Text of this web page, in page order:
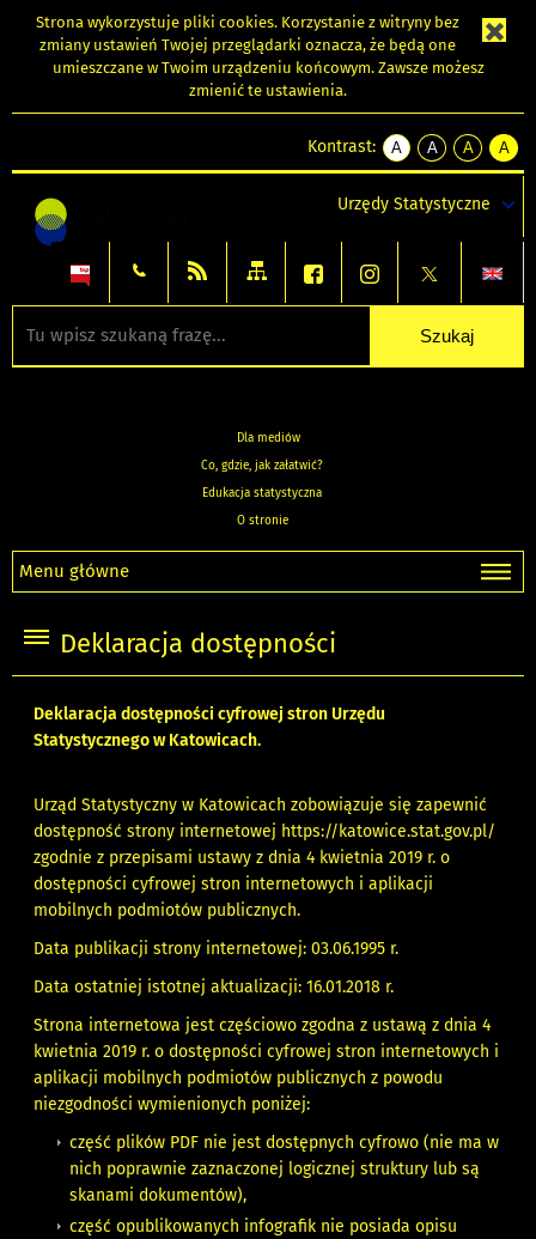
Strona wykorzystuje pliki cookies. Korzystanie z witryny bez
zmiany ustawień Twojej przeglądarki oznacza, że będą one
umieszczane w Twoim urządzeniu końcowym. Zawsze możesz
zmienić te ustawienia.
Kontrast:
A
kontrast
A
kontrast
tekst
czarnym
A
kontrast
tekst
czarnym
A
tekst
żółtym
Urzędy Statystyczne
Dla mediów
Co, gdzie, jak załatwić?
Edukacja statystyczna
O stronie
Menu główne
Deklaracja dostępności
Deklaracja dostępności cyfrowej stron Urzędu
Statystycznego w Katowicach.
Urząd Statystyczny w Katowicach zobowiązuje się zapewnić
dostępność strony internetowej https://katowice.stat.gov.pl/
zgodnie z przepisami ustawy z dnia 4 kwietnia 2019 r. o
dostępności cyfrowej stron internetowych i aplikacji
mobilnych podmiotów publicznych.
Data publikacji strony internetowej: 03.06.1995 r.
Data ostatniej istotnej aktualizacji: 16.01.2018 r.
Strona internetowa jest częściowo zgodna z ustawą z dnia 4
kwietnia 2019 r. o dostępności cyfrowej stron internetowych i
aplikacji mobilnych podmiotów publicznych z powodu
niezgodności wymienionych poniżej:
część plików PDF nie jest dostępnych cyfrowo (nie ma w
nich poprawnie zaznaczonej logicznej struktury lub są
skanami dokumentów),
część opublikowanych infografik nie posiada opisu